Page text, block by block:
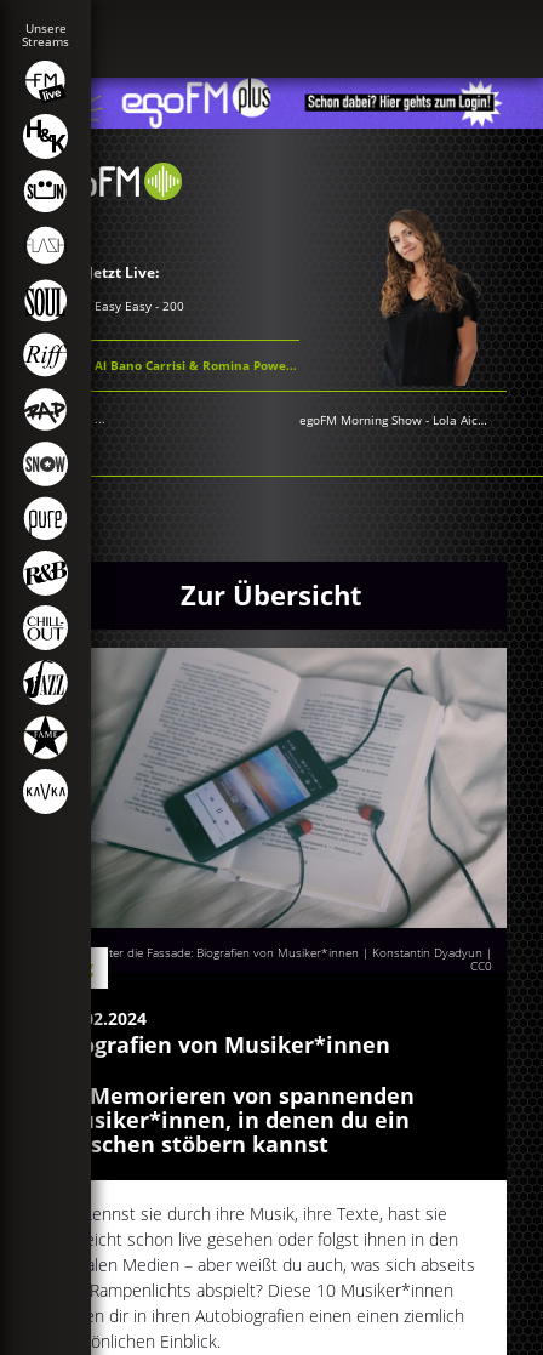
Jetzt Live:
Easy Easy - 200
Al Bano Carrisi & Romina Power - Felicità
... egoFM Morning Show - Lola Aichner
Zur Übersicht
Ein Blick hinter die Fassade: Biografien von Musiker*innen | Konstantin Dyadyun |
CC0
Blog
22.02.2024
Biografien von Musiker*innen
10 Memorieren von spannenden
Musiker*innen, in denen du ein
bisschen stöbern kannst
Du kennst sie durch ihre Musik, ihre Texte, hast sie
vielleicht schon live gesehen oder folgst ihnen in den
sozialen Medien – aber weißt du auch, was sich abseits
des Rampenlichts abspielt? Diese 10 Musiker*innen
geben dir in ihren Autobiografien einen einen ziemlich
persönlichen Einblick.